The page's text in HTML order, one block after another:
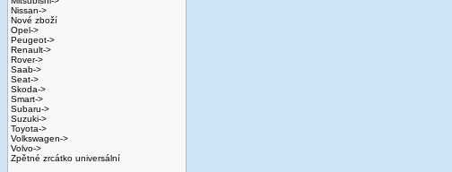
Nissan->
Nové zboží
Opel->
Peugeot->
Renault->
Rover->
Saab->
Seat->
Skoda->
Smart->
Subaru->
Suzuki->
Toyota->
Volkswagen->
Volvo->
Zpětné zrcátko universální